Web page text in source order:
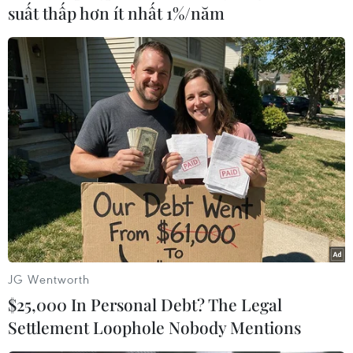
#Nhà máy lọc dầu
#Nhà nước Hồi giáo (IS) tự xưng
#al-Qaeda
#Tổ chức khủng bố Iraq
Theo dõi VietnamPlus
suất thấp hơn ít nhất 1%/năm
JG Wentworth
$25,000 In Personal Debt? The Legal
Settlement Loophole Nobody Mentions